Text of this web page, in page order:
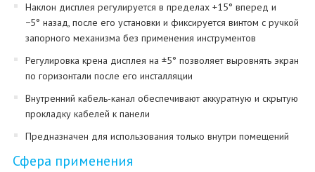
Наклон дисплея регулируется в пределах +15° вперед и
−5° назад, после его установки и фиксируется винтом с ручкой
запорного механизма без применения инструментов
Регулировка крена дисплея на ±5° позволяет выровнять экран
по горизонтали после его инсталляции
Внутренний кабель-канал обеспечивают аккуратную и скрытую
прокладку кабелей к панели
Предназначен для использования только внутри помещений
Сфера применения